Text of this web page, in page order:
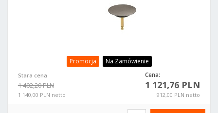
Promocja Na Zamówienie
Stara cena
1 402,20 PLN
1 140,00 PLN netto
Cena:
1 121,76 PLN
912,00 PLN netto